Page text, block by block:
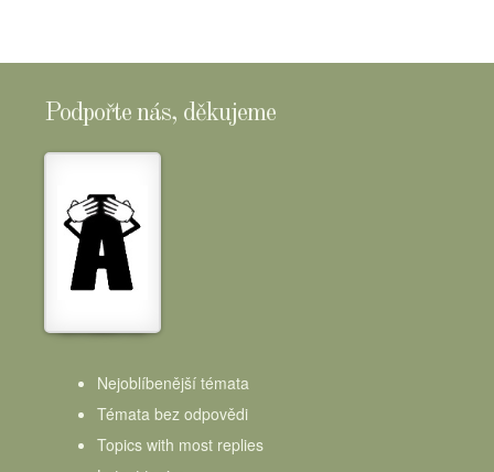
Podpořte nás, děkujeme
Nejoblíbenější témata
Témata bez odpovědi
Topics with most replies